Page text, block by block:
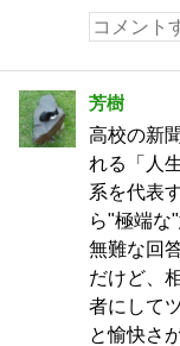
芳樹
高校の新
れる「人
系を代表
ら"極端な
無難な回
だけど、
者にして
と愉快さ